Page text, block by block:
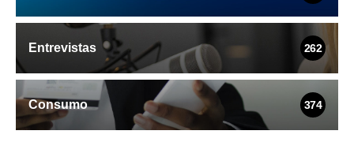
Entrevistas 262
Consumo 374